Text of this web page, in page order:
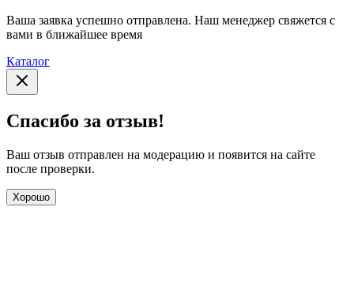
Ваша заявка успешно отправлена. Наш менеджер свяжется с
вами в ближайшее время
Каталог
Спасибо за отзыв!
Ваш отзыв отправлен на модерацию и появится на сайте
после проверки.
Хорошо